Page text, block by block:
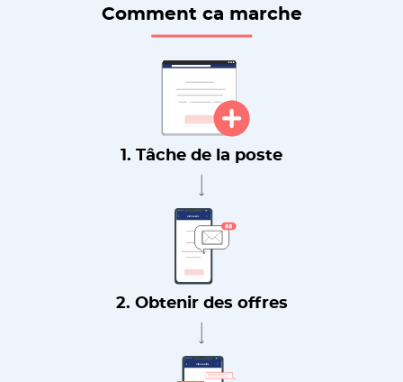
Comment ca marche
1. Tâche de la poste
2. Obtenir des offres